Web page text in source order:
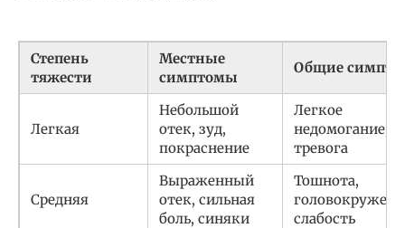
Степень
тяжести
Местные
симптомы
Общие
Легкая
Небольшой
отек, зуд,
покраснение
Легкое
недомогание,
тревога
Средняя
Выраженный
отек, сильная
боль, синяки
Тошнота,
слабость